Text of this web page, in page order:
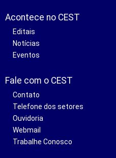
Acontece no CEST
Editais
Notícias
Eventos
Fale com o CEST
Contato
Telefone dos setores
Ouvidoria
Webmail
Trabalhe Conosco